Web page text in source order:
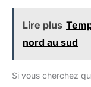
Lire plus
nord au sud
Si vous cherchez